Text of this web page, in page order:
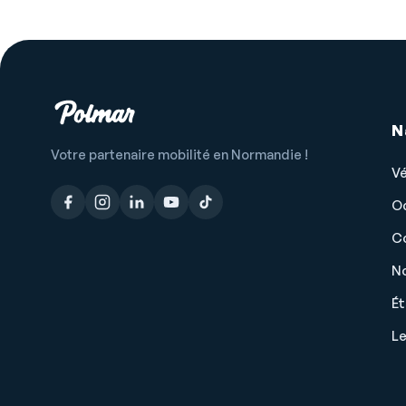
Votre partenaire mobilité en Normandie !
les Cookies !